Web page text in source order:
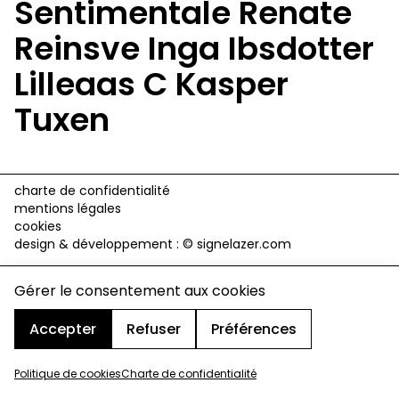
Gérer le consentement aux cookies
Accepter
Refuser Préférences
Politique de cookiesCharte de confidentialité
Sentimentale Renate
Reinsve Inga Ibsdotter
Lilleaas C Kasper
Tuxen
charte de confidentialité
mentions légales
cookies
design & développement : © signelazer.com